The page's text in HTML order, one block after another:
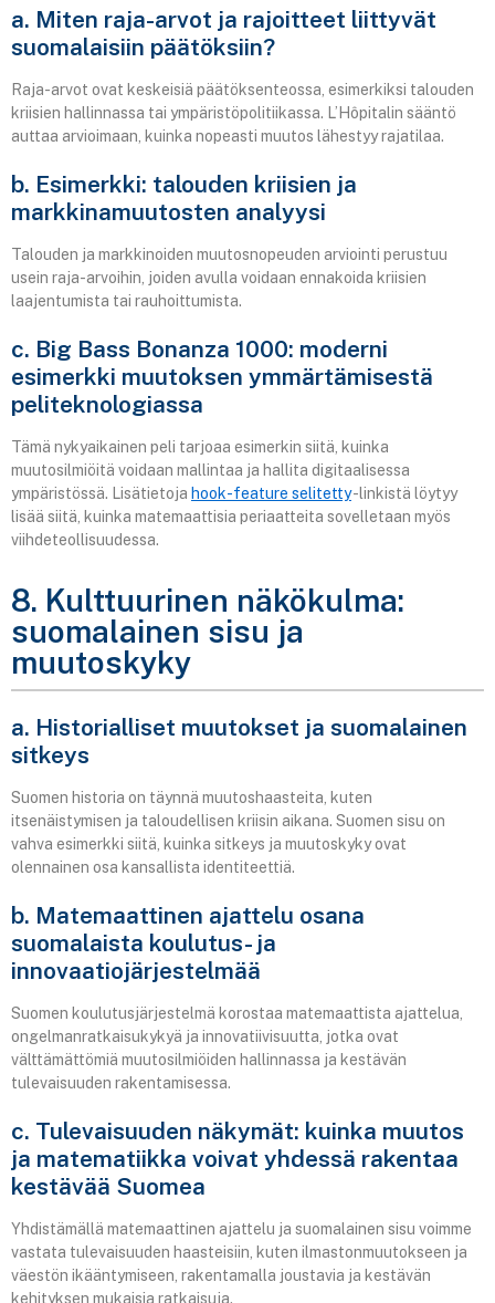
a. Miten raja-arvot ja rajoitteet liittyvät
suomalaisiin päätöksiin?
Raja-arvot ovat keskeisiä päätöksenteossa, esimerkiksi talouden
kriisien hallinnassa tai ympäristöpolitiikassa. L’Hôpitalin sääntö
auttaa arvioimaan, kuinka nopeasti muutos lähestyy rajatilaa.
b. Esimerkki: talouden kriisien ja
markkinamuutosten analyysi
Talouden ja markkinoiden muutosnopeuden arviointi perustuu
usein raja-arvoihin, joiden avulla voidaan ennakoida kriisien
laajentumista tai rauhoittumista.
c. Big Bass Bonanza 1000: moderni
esimerkki muutoksen ymmärtämisestä
peliteknologiassa
Tämä nykyaikainen peli tarjoaa esimerkin siitä, kuinka
muutosilmiöitä voidaan mallintaa ja hallita digitaalisessa
ympäristössä. Lisätietoja hook-feature selitetty-linkistä löytyy
lisää siitä, kuinka matemaattisia periaatteita sovelletaan myös
viihdeteollisuudessa.
8. Kulttuurinen näkökulma:
suomalainen sisu ja
muutoskyky
a. Historialliset muutokset ja suomalainen
sitkeys
Suomen historia on täynnä muutoshaasteita, kuten
itsenäistymisen ja taloudellisen kriisin aikana. Suomen sisu on
vahva esimerkki siitä, kuinka sitkeys ja muutoskyky ovat
olennainen osa kansallista identiteettiä.
b. Matemaattinen ajattelu osana
suomalaista koulutus- ja
innovaatiojärjestelmää
Suomen koulutusjärjestelmä korostaa matemaattista ajattelua,
ongelmanratkaisukykyä ja innovatiivisuutta, jotka ovat
välttämättömiä muutosilmiöiden hallinnassa ja kestävän
tulevaisuuden rakentamisessa.
c. Tulevaisuuden näkymät: kuinka muutos
ja matematiikka voivat yhdessä rakentaa
kestävää Suomea
Yhdistämällä matemaattinen ajattelu ja suomalainen sisu voimme
vastata tulevaisuuden haasteisiin, kuten ilmastonmuutokseen ja
väestön ikääntymiseen, rakentamalla joustavia ja kestävän
kehityksen mukaisia ratkaisuja.